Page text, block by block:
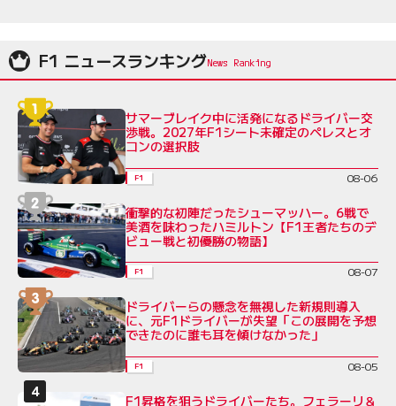
F1 ニュースランキング
サマーブレイク中に活発になるドライバー交
渉戦。2027年F1シート未確定のペレスとオ
コンの選択肢
F1 08-06
衝撃的な初陣だったシューマッハー。6戦で
美酒を味わったハミルトン【F1王者たちのデ
ビュー戦と初優勝の物語】
F1 08-07
ドライバーらの懸念を無視した新規則導入
に、元F1ドライバーが失望「この展開を予想
できたのに誰も耳を傾けなかった」
F1 08-05
F1昇格を狙うドライバーたち。フェラーリ＆